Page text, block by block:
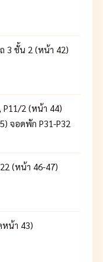
3 ชั้น 2 (หน้า 42)
P11/2 (หน้า 44)
จอดพัก P31-P32
(หน้า 46-47)
หน้า 43)